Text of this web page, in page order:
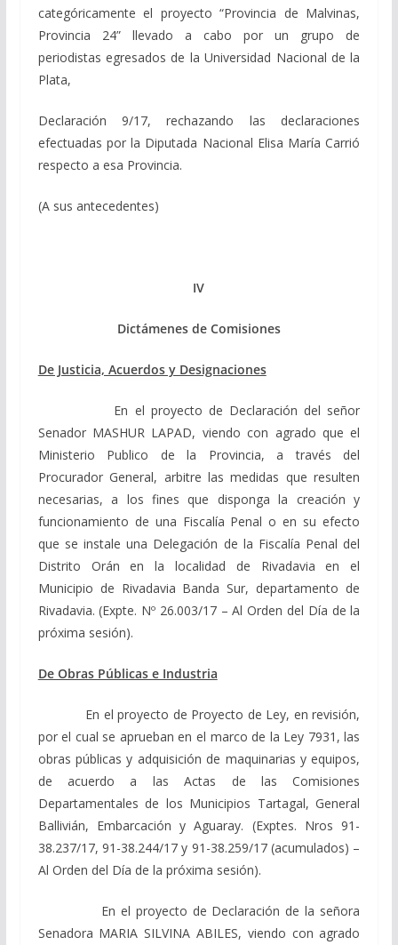
categóricamente el proyecto “Provincia de Malvinas,
Provincia 24” llevado a cabo por un grupo de
periodistas egresados de la Universidad Nacional de la
Plata,
Declaración 9/17, rechazando las declaraciones
efectuadas por la Diputada Nacional Elisa María Carrió
respecto a esa Provincia.
(A sus antecedentes)
IV
Dictámenes de Comisiones
De Justicia, Acuerdos y Designaciones
En el proyecto de Declaración del señor
Senador MASHUR LAPAD, viendo con agrado que el
Ministerio Publico de la Provincia, a través del
Procurador General, arbitre las medidas que resulten
necesarias, a los fines que disponga la creación y
funcionamiento de una Fiscalía Penal o en su efecto
que se instale una Delegación de la Fiscalía Penal del
Distrito Orán en la localidad de Rivadavia en el
Municipio de Rivadavia Banda Sur, departamento de
Rivadavia. (Expte. Nº 26.003/17 – Al Orden del Día de la
próxima sesión).
De Obras Públicas e Industria
En el proyecto de Proyecto de Ley, en revisión,
por el cual se aprueban en el marco de la Ley 7931, las
obras públicas y adquisición de maquinarias y equipos,
de acuerdo a las Actas de las Comisiones
Departamentales de los Municipios Tartagal, General
Ballivián, Embarcación y Aguaray. (Exptes. Nros 91-
38.237/17, 91-38.244/17 y 91-38.259/17 (acumulados) –
Al Orden del Día de la próxima sesión).
En el proyecto de Declaración de la señora
Senadora MARIA SILVINA ABILES, viendo con agrado